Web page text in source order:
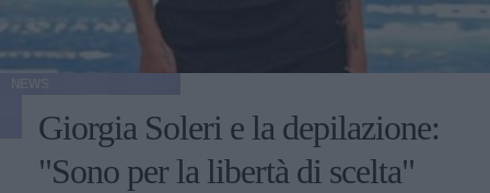
Giorgia Soleri e la depilazione:
"Sono per la libertà di scelta"